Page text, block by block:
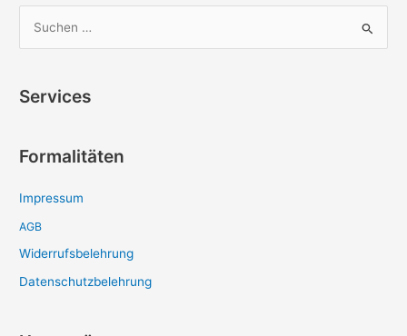
h
n
a
c
h
:
Services
Formalitäten
Impressum
AGB
Widerrufsbelehrung
Datenschutzbelehrung